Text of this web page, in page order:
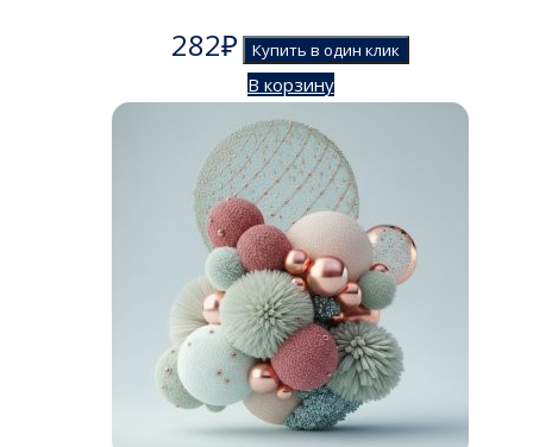
282₽ Купить в один клик
В корзину